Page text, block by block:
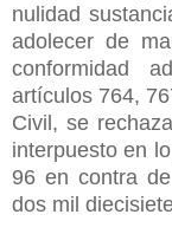
nulidad
adolecer de
conformidad
artículos 764,
Civil, se
interpuesto en
96 en contra
dos mil